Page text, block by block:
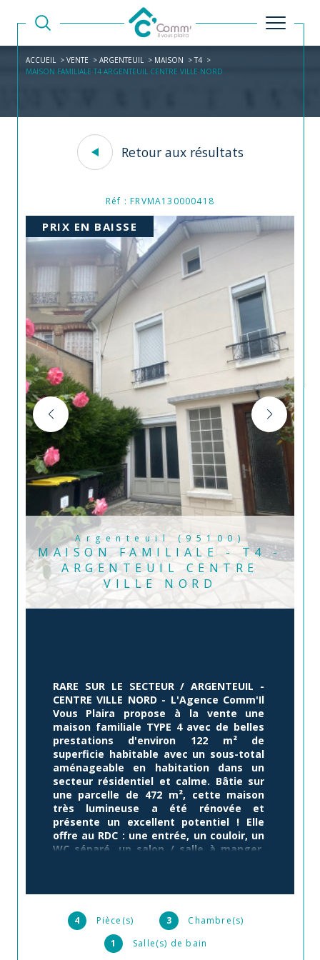
ACCUEIL VENTE ARGENTEUIL MAISON
T4
MAISON FAMILIALE T4 ARGENTEUIL CENTRE VILLE NORD
Retour aux résultats
Réf : FRVMA130000418
PRIX EN BAISSE
Argenteuil (95100)
MAISON FAMILIALE - T4 -
ARGENTEUIL CENTRE
VILLE NORD
4 Pièce(s) 3
Chambre(s)
1
Salle(s) de bain
RARE SUR LE SECTEUR / ARGENTEUIL -
CENTRE VILLE NORD - L'Agence Comm'Il
Vous Plaira propose à la vente une
maison familiale TYPE 4 avec de belles
prestations d'environ 122 m² de
superficie habitable avec un sous-total
aménageable en habitation dans un
secteur résidentiel et calme. Bâtie sur
une parcelle de 472 m², cette maison
très lumineuse a été rénovée et
présente un excellent potentiel ! Elle
offre au RDC : une entrée, un couloir, un
WC séparé, un salon / salle à manger,
palier, trois chambres et une salle de
bains + WC.
Le sous-sol total est
aménageable avec de nombreux